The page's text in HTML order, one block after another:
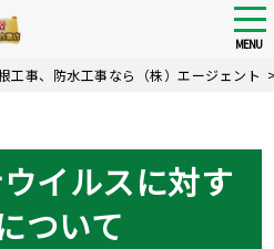
MENU
工事、防水工事なら（株）エージェント
イルスに対す
ついて